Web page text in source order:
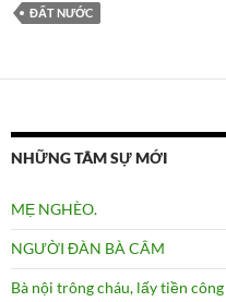
ĐẤT NƯỚC
NHỮNG TÂM SỰ MỚI
MẸ NGHÈO.
NGƯỜI ĐÀN BÀ CÂM
Bà nội trông cháu, lấy tiền